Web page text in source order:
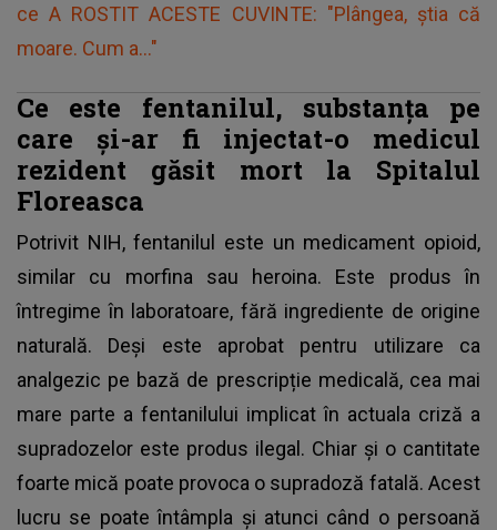
ce A ROSTIT ACESTE CUVINTE: "Plângea, știa că
moare. Cum a..."
Ce este fentanilul, substanța pe
care și-ar fi injectat-o medicul
rezident găsit mort la Spitalul
Floreasca
Potrivit NIH,fentanilul este un medicament opioid,
similar cu morfina sau heroina. Este produs în
întregime în laboratoare, fără ingrediente de origine
naturală. Deși este aprobat pentru utilizare ca
analgezic pe bază de prescripție medicală, cea mai
mare parte a fentanilului implicat în actuala criză a
supradozelor este produs ilegal. Chiar și o cantitate
foarte mică poate provoca o supradoză fatală. Acest
lucru se poate întâmpla și atunci când o persoană